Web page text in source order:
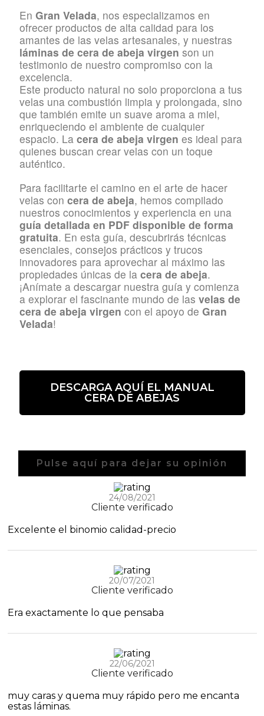
En Gran Velada, nos especializamos en
ofrecer productos de alta calidad para los
amantes de las velas artesanales, y nuestras
láminas de cera de abeja virgen son un
testimonio de nuestro compromiso con la
excelencia.
Este producto natural no solo proporciona a tus
velas una combustión limpia y prolongada, sino
que también emite un suave aroma a miel,
enriqueciendo el ambiente de cualquier
espacio. La cera de abeja virgen es ideal para
quienes buscan crear velas con un toque
auténtico.
Para facilitarte el camino en el arte de hacer
velas con cera de abeja, hemos compilado
nuestros conocimientos y experiencia en una
guía detallada en PDF disponible de forma
gratuita. En esta guía, descubrirás técnicas
esenciales, consejos prácticos y trucos
innovadores para aprovechar al máximo las
propiedades únicas de la cera de abeja.
¡Anímate a descargar nuestra guía y comienza
a explorar el fascinante mundo de las velas de
cera de abeja virgen con el apoyo de Gran
Velada!
DESCARGA AQUÍ EL MANUAL
CERA DE ABEJAS
Pulse aquí para dejar su opinión
24/08/2021
Cliente verificado
Excelente el binomio calidad-precio
20/07/2021
Cliente verificado
Era exactamente lo que pensaba
22/06/2021
Cliente verificado
muy caras y quema muy rápido pero me encanta
estas láminas.